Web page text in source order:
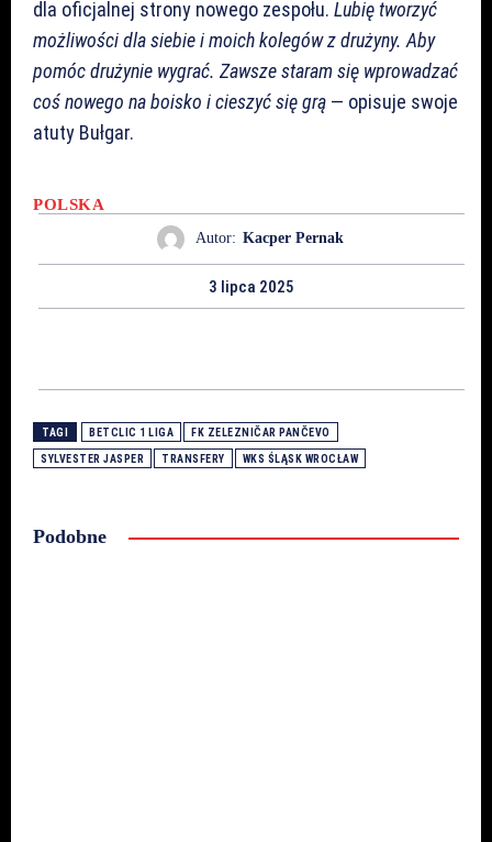
dla oficjalnej strony nowego zespołu. Lubię tworzyć
możliwości dla siebie i moich kolegów z drużyny. Aby
pomóc drużynie wygrać. Zawsze staram się wprowadzać
coś nowego na boisko i cieszyć się grą — opisuje swoje
atuty Bułgar.
POLSKA
Autor: Kacper Pernak
3 lipca 2025
TAGI BETCLIC 1 LIGA FK ZELEZNIČAR PANČEVO
SYLVESTER JASPER TRANSFERY WKS ŚLĄSK WROCŁAW
Podobne